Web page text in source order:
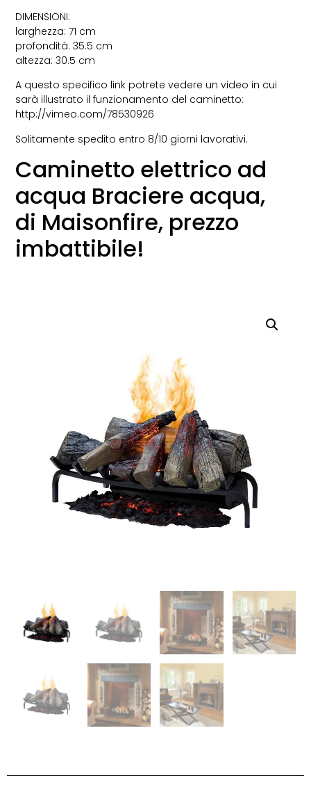
DIMENSIONI:
larghezza: 71 cm
profondità: 35.5 cm
altezza: 30.5 cm
A questo specifico link potrete vedere un video in cui
sarà illustrato il funzionamento del caminetto:
http://vimeo.com/78530926
Solitamente spedito entro 8/10 giorni lavorativi.
Caminetto elettrico ad
acqua Braciere acqua,
di Maisonfire, prezzo
imbattibile!